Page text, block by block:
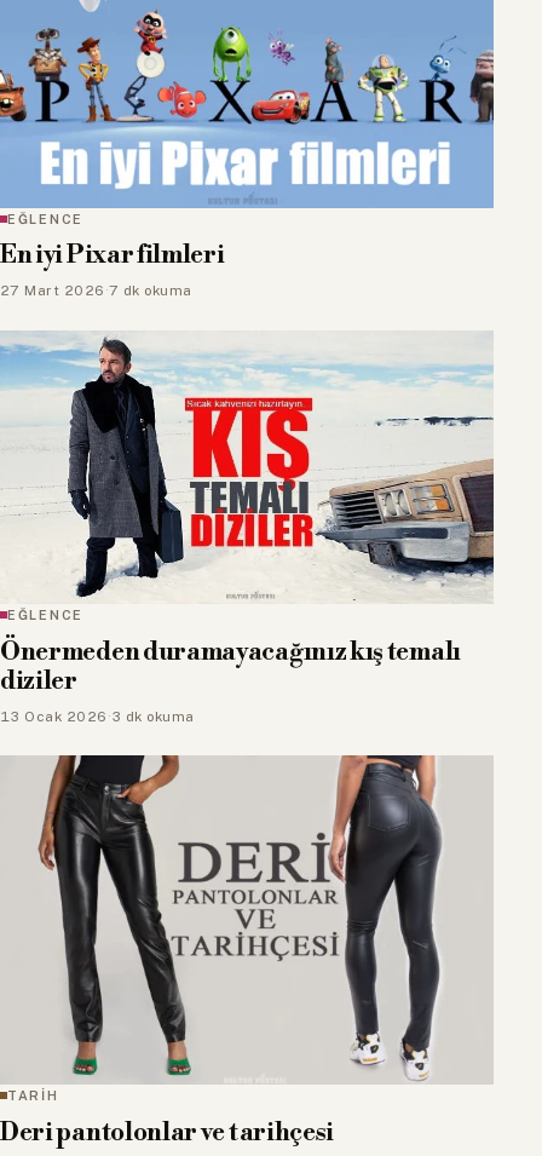
EĞLENCE
En iyi Pixar filmleri
27 Mart 2026 ·7 dk okuma
EĞLENCE
Önermeden duramayacağınız kış temalı
diziler
13 Ocak 2026 ·3 dk okuma
TARİH
Deri pantolonlar ve tarihçesi